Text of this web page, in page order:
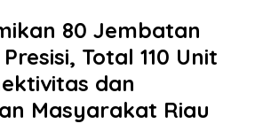
80 Jembatan
Total 110 Unit
dan
Masyarakat Riau